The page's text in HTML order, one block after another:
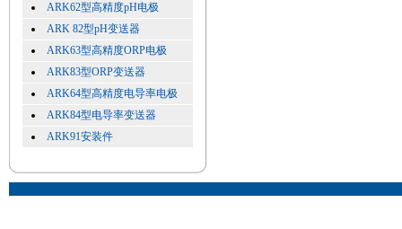
ARK62型高精度pH电极
ARK 82型pH变送器
ARK63型高精度ORP电极
ARK83型ORP变送器
ARK64型高精度电导率电极
ARK84型电导率变送器
ARK91安装件